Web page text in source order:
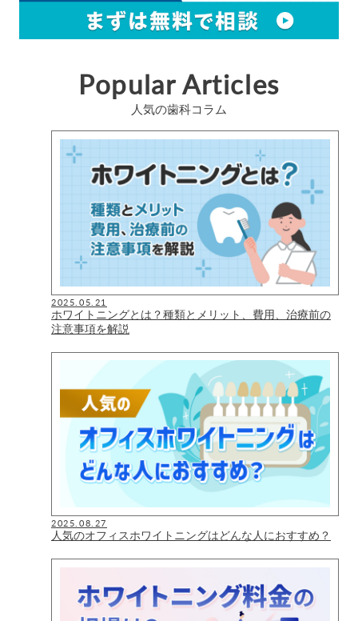
Popular Articles
人気の歯科コラム
2025.05.21
ホワイトニングとは？種類とメリット、費用、治療前の
注意事項を解説
2025.08.27
人気のオフィスホワイトニングはどんな人におすすめ？